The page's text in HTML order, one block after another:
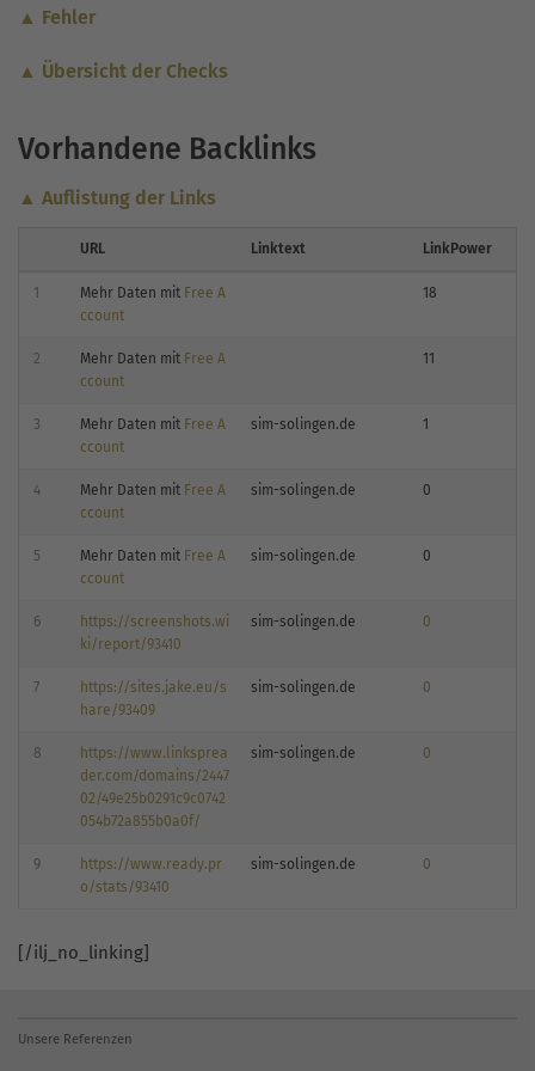
▲ Fehler
▲ Übersicht der Checks
Vorhandene Backlinks
▲ Auflistung der Links
URL Linktext LinkPower
1 Mehr Daten mit Free A
ccount
18
2 Mehr Daten mit Free A
ccount
11
3 Mehr Daten mit Free A
ccount
sim-solingen.de 1
4 Mehr Daten mit Free A
ccount
sim-solingen.de 0
5 Mehr Daten mit Free A
ccount
sim-solingen.de 0
6
https://screenshots.wi
ki/report/93410
sim-solingen.de 0
7
https://sites.jake.eu/s
hare/93409
sim-solingen.de 0
8
https://www.linksprea
der.com/domains/2447
02/49e25b0291c9c0742
054b72a855b0a0f/
sim-solingen.de 0
9
https://www.ready.pr
o/stats/93410
sim-solingen.de 0
[/ilj_no_linking]
Unsere Referenzen